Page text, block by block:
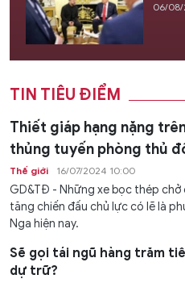
06/08/
TIN TIÊU ĐIỂM
Thiết giáp hạng nặng
thủng tuyến phòng thủ
Thế giới 16/07/2024 10:00
GD&TĐ - Những xe bọc thép chở
tăng chiến đấu chủ lực có lẽ là
Nga hiện nay.
Sẽ gọi tái ngũ hàng trăm
dự trữ?